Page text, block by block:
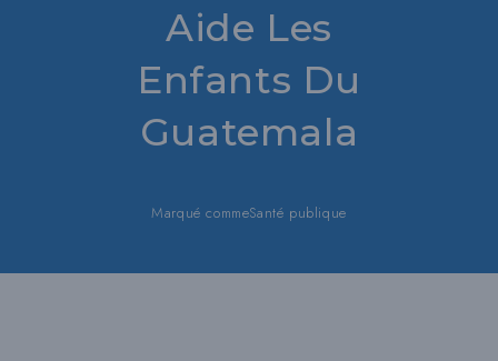
Aide Les
Enfants Du
Guatemala
Marqué commeSanté publique